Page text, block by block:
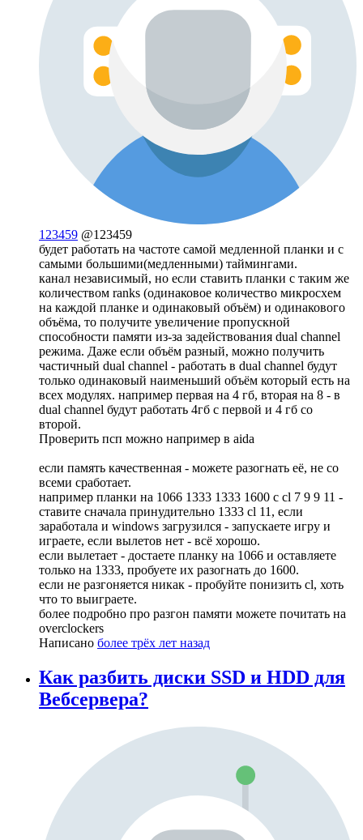
123459 @123459
будет работать на частоте самой медленной планки и с
самыми большими(медленными) таймингами.
канал независимый, но если ставить планки с таким же
количеством ranks (одинаковое количество микросхем
на каждой планке и одинаковый объём) и одинакового
объёма, то получите увеличение пропускной
способности памяти из-за задействования dual channel
режима. Даже если объём разный, можно получить
частичный dual channel - работать в dual channel будут
только одинаковый наименьший объём который есть на
всех модулях. например первая на 4 гб, вторая на 8 - в
dual channel будут работать 4гб с первой и 4 гб со
второй.
Проверить псп можно например в aida
если память качественная - можете разогнать её, не со
всеми сработает.
например планки на 1066 1333 1333 1600 с cl 7 9 9 11 -
ставите сначала принудительно 1333 cl 11, если
заработала и windows загрузился - запускаете игру и
играете, если вылетов нет - всё хорошо.
если вылетает - достаете планку на 1066 и оставляете
только на 1333, пробуете их разогнать до 1600.
если не разгоняется никак - пробуйте понизить cl, хоть
что то выиграете.
более подробно про разгон памяти можете почитать на
overclockers
Написано более трёх лет назад
Как разбить диски SSD и HDD для
Вебсервера?